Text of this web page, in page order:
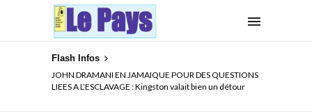
Flash Infos
JOHN DRAMANI EN JAMAIQUE POUR DES QUESTIONS
LIEES A L’ESCLAVAGE : Kingston valait bien un détour
ELECTION DE TALON A LA TETE DU SENAT BENINOIS :
Quand Patrice quitte le pouvoir sans partir !